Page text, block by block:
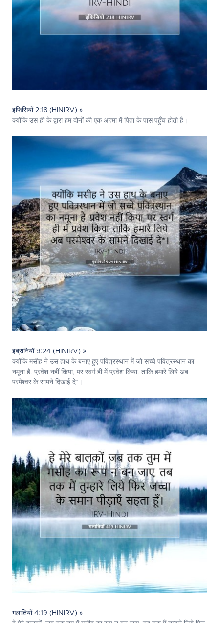
इफिसियों 2:18 (HINIRV) »
क्योंकि उस ही के द्वारा हम दोनों की एक आत्मा में पिता के पास पहुँच होती है।
इब्रानियों 9:24 (HINIRV) »
क्योंकि मसीह ने उस हाथ के बनाए हुए पवित्रस्‍थान में जो सच्चे पवित्रस्‍थान का
नमूना है, प्रवेश नहीं किया, पर स्वर्ग ही में प्रवेश किया, ताकि हमारे लिये अब
परमेश्‍वर के सामने दिखाई दे*।
गलातियों 4:19 (HINIRV) »